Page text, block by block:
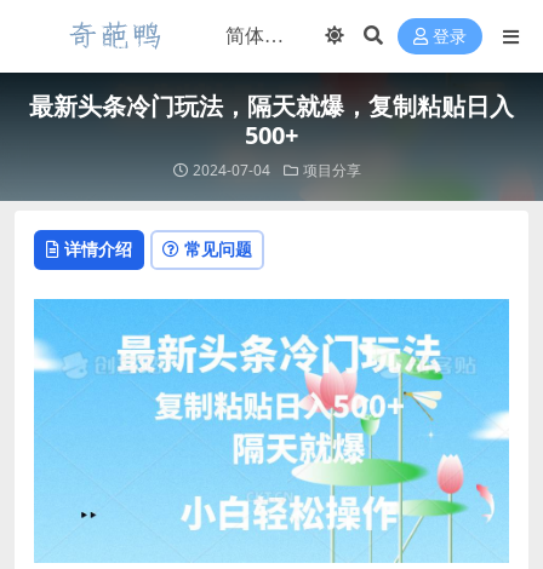
登录
最新头条冷门玩法，隔天就爆，复制粘贴日入
500+
2024-07-04 项目分享
详情介绍 常见问题